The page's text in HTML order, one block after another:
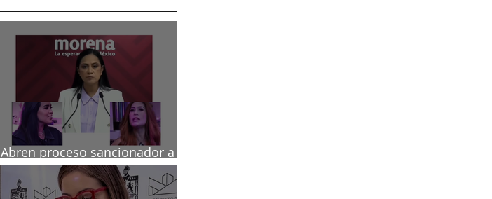
Abren proceso sancionador a
diputadas poblanas